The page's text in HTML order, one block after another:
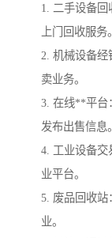
1. 二手设备回
上门回收服务。
2. 机械设备经
卖业务。
3. 在线**平台
发布出售信息。
4. 工业设备交
业平台。
5. 废品回收站
业。